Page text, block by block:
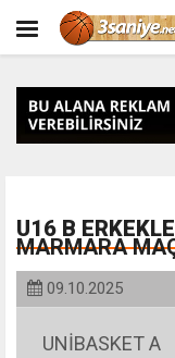
U16 B
MARMARA
09.10.2025
UNİBASKET A